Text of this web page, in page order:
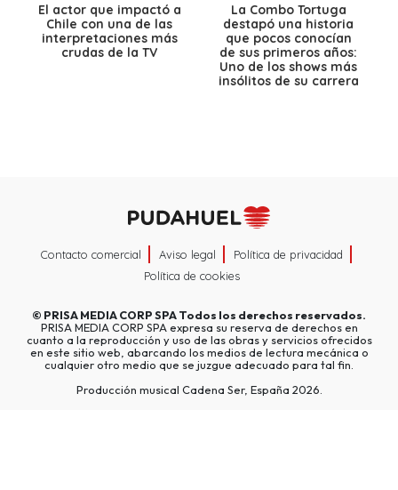
El actor que impactó a
Chile con una de las
interpretaciones más
crudas de la TV
La Combo Tortuga
destapó una historia
que pocos conocían
de sus primeros años:
Uno de los shows más
insólitos de su carrera
Contacto comercial Aviso legal
Política de privacidad
Política de cookies
© PRISA MEDIA CORP SPATodos los derechos reservados.
PRISA MEDIA CORP SPA expresa su reserva de derechos en
cuanto a la reproducción y uso de las obras y servicios ofrecidos
en este sitio web, abarcando los medios de lectura mecánica o
cualquier otro medio que se juzgue adecuado para tal fin.
Producción musical Cadena Ser, España 2026.